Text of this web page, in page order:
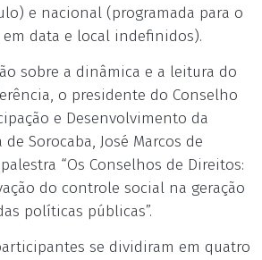
e nacional (programada para o
data e local indefinidos).
sobre a dinâmica e a leitura do
o presidente do Conselho
e Desenvolvimento da
Sorocaba, José Marcos de
“Os Conselhos de Direitos:
do controle social na geração
políticas públicas”.
se dividiram em quatro